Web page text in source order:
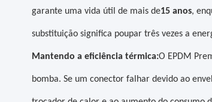
garante uma vida útil de mais de15 anos,
substituição significa poupar três vezes a
Mantendo a eficiência térmica:O EPDM
bomba. Se um conector falhar devido ao